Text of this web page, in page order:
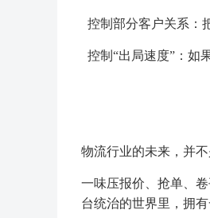
控制部分客户关系：
控制“出局速度”：如
物流行业的未来，并不
一味压报价、抢单、
台统治的世界里，拥有